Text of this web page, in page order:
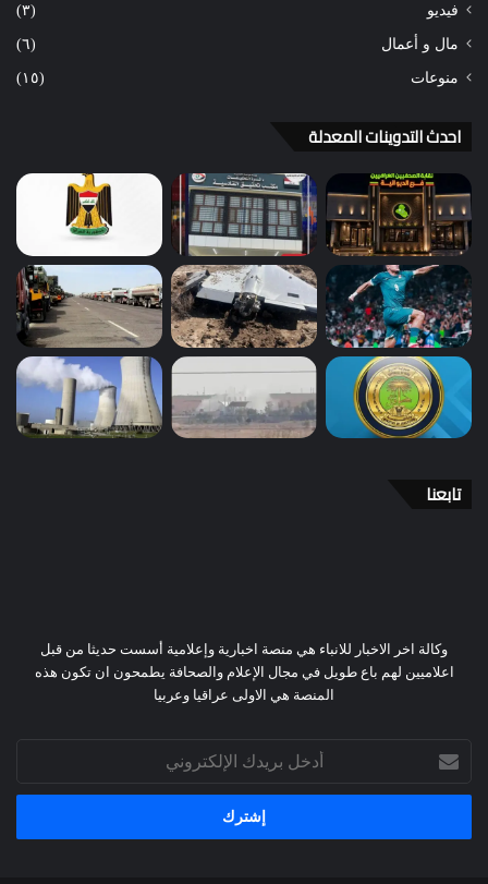
فيديو (٣)
مال و أعمال (٦)
منوعات (١٥)
احدث التدوينات المعدلة
تابعنا
وكالة اخر الاخبار للانباء هي منصة اخبارية وإعلامية أسست حديثا من قبل
اعلاميين لهم باع طويل في مجال الإعلام والصحافة يطمحون ان تكون هذه
المنصة هي الاولى عراقيا وعربيا
أدخل
بريدك
الإلكتروني